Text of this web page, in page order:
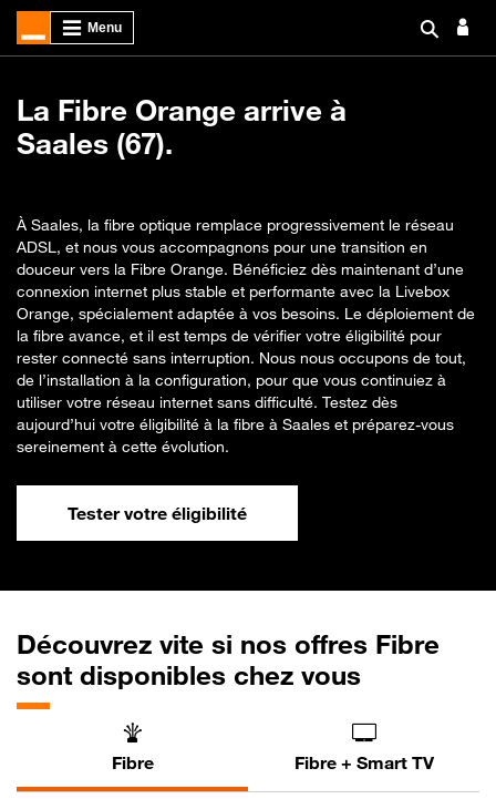
La Fibre Orange arrive à
Saales (67).
À Saales, la fibre optique remplace progressivement le réseau
ADSL, et nous vous accompagnons pour une transition en
douceur vers la Fibre Orange. Bénéficiez dès maintenant d’une
connexion internet plus stable et performante avec la Livebox
Orange, spécialement adaptée à vos besoins. Le déploiement de
la fibre avance, et il est temps de vérifier votre éligibilité pour
rester connecté sans interruption. Nous nous occupons de tout,
de l’installation à la configuration, pour que vous continuiez à
utiliser votre réseau internet sans difficulté. Testez dès
aujourd’hui votre éligibilité à la fibre à Saales et préparez-vous
sereinement à cette évolution.
Tester votre éligibilité
Découvrez vite si nos offres Fibre
sont disponibles chez vous
Fibre Fibre + Smart TV